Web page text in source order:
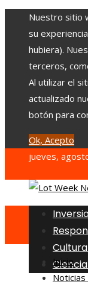
Nuestro sitio
su
hubiera).
terceros,
Al utilizar el
actualizado
botón para
Ok, Acepto
jueves,
Inicio